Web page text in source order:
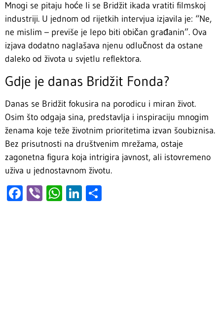
Mnogi se pitaju hoće li se Bridžit ikada vratiti filmskoj
industriji. U jednom od rijetkih intervjua izjavila je: “Ne,
ne mislim – previše je lepo biti običan građanin”. Ova
izjava dodatno naglašava njenu odlučnost da ostane
daleko od života u svjetlu reflektora.
Gdje je danas Bridžit Fonda?
Danas se Bridžit fokusira na porodicu i miran život.
Osim što odgaja sina, predstavlja i inspiraciju mnogim
ženama koje teže životnim prioritetima izvan šoubiznisa.
Bez prisutnosti na društvenim mrežama, ostaje
zagonetna figura koja intrigira javnost, ali istovremeno
uživa u jednostavnom životu.
Facebook
ViberWhatsApp
LinkedIn